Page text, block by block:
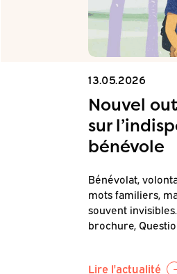
13.05.2026
Nouvel
sur
bénévole
Bénévolat,
mots familiers,
souvent
brochure,
Lire l'actualité